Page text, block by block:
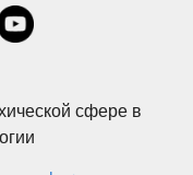
сфере в